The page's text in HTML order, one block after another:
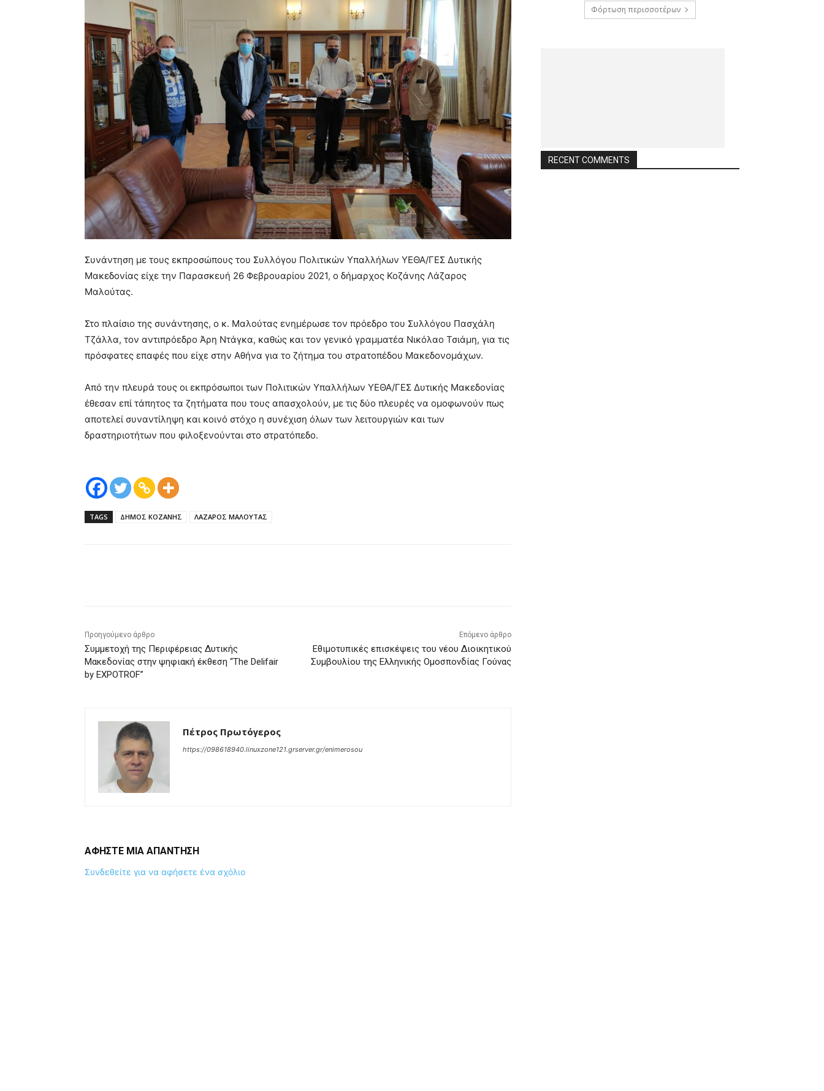
Συνάντηση με τους εκπροσώπους του Συλλόγου Πολιτικών Υπαλλήλων ΥΕΘΑ/ΓΕΣ Δυτικής
Μακεδονίας είχε την Παρασκευή 26 Φεβρουαρίου 2021, ο δήμαρχος Κοζάνης Λάζαρος
Μαλούτας.
Στο πλαίσιο της συνάντησης, ο κ. Μαλούτας ενημέρωσε τον πρόεδρο του Συλλόγου Πασχάλη
Τζάλλα, τον αντιπρόεδρο Άρη Ντάγκα, καθώς και τον γενικό γραμματέα Νικόλαο Τσιάμη, για τις
πρόσφατες επαφές που είχε στην Αθήνα για το ζήτημα του στρατοπέδου Μακεδονομάχων.
Από την πλευρά τους οι εκπρόσωποι των Πολιτικών Υπαλλήλων ΥΕΘΑ/ΓΕΣ Δυτικής Μακεδονίας
έθεσαν επί τάπητος τα ζητήματα που τους απασχολούν, με τις δύο πλευρές να ομοφωνούν πως
αποτελεί συναντίληψη και κοινό στόχο η συνέχιση όλων των λειτουργιών και των
δραστηριοτήτων που φιλοξενούνται στο στρατόπεδο.
TAGS ΔΗΜΟΣ ΚΟΖΑΝΗΣ ΛΑΖΑΡΟΣ ΜΑΛΟΥΤΑΣ
Προηγούμενο άρθρο
Συμμετοχή της Περιφέρειας Δυτικής
Μακεδονίας στην ψηφιακή έκθεση “The Delifair
by EXPOTROF”
Επόμενο άρθρο
Εθιμοτυπικές επισκέψεις του νέου Διοικητικού
Συμβουλίου της Ελληνικής Ομοσπονδίας Γούνας
Πέτρος Πρωτόγερος
https://098618940.linuxzone121.grserver.gr/enimerosou
ΑΦΗΣΤΕ ΜΙΑ ΑΠΑΝΤΗΣΗ
Συνδεθείτε για να αφήσετε ένα σχόλιο
Φόρτωση περισσοτέρων
RECENT COMMENTS